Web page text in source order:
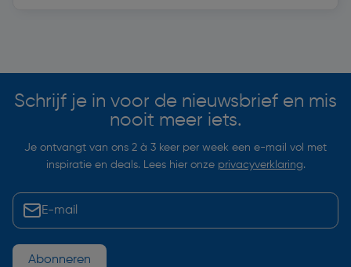
Schrijf je in voor de nieuwsbrief en mis
nooit meer iets.
Je ontvangt van ons 2 à 3 keer per week een e-mail vol met
inspiratie en deals. Lees hier onze privacyverklaring.
Abonneren